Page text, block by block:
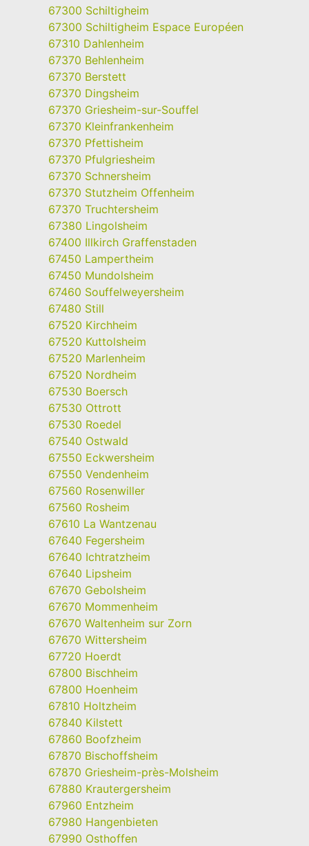
67300 Schiltigheim
67300 Schiltigheim Espace Européen
67310 Dahlenheim
67370 Behlenheim
67370 Berstett
67370 Dingsheim
67370 Griesheim-sur-Souffel
67370 Kleinfrankenheim
67370 Pfettisheim
67370 Pfulgriesheim
67370 Schnersheim
67370 Stutzheim Offenheim
67370 Truchtersheim
67380 Lingolsheim
67400 Illkirch Graffenstaden
67450 Lampertheim
67450 Mundolsheim
67460 Souffelweyersheim
67480 Still
67520 Kirchheim
67520 Kuttolsheim
67520 Marlenheim
67520 Nordheim
67530 Boersch
67530 Ottrott
67530 Roedel
67540 Ostwald
67550 Eckwersheim
67550 Vendenheim
67560 Rosenwiller
67560 Rosheim
67610 La Wantzenau
67640 Fegersheim
67640 Ichtratzheim
67640 Lipsheim
67670 Gebolsheim
67670 Mommenheim
67670 Waltenheim sur Zorn
67670 Wittersheim
67720 Hoerdt
67800 Bischheim
67800 Hoenheim
67810 Holtzheim
67840 Kilstett
67860 Boofzheim
67870 Bischoffsheim
67870 Griesheim-près-Molsheim
67880 Krautergersheim
67960 Entzheim
67980 Hangenbieten
67990 Osthoffen